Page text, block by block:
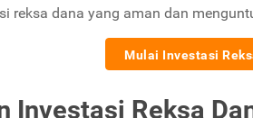
reksa dana yang aman dan
Mulai Investasi
Investasi Reksa